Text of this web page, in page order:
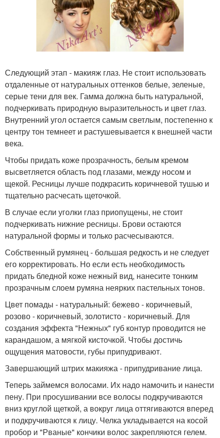
Следующий этап - макияж глаз. Не стоит использовать
отдаленные от натуральных оттенков белые, зеленые,
серые тени для век. Гамма должна быть натуральной,
подчеркивать природную выразительность и цвет глаз.
Внутренний угол остается самым светлым, постепенно к
центру тон темнеет и растушевывается к внешней части
века.
Чтобы придать коже прозрачность, белым кремом
высветляется область под глазами, между носом и
щекой. Ресницы лучше подкрасить коричневой тушью и
тщательно расчесать щеточкой.
В случае если уголки глаз приопущены, не стоит
подчеркивать нижние ресницы. Брови остаются
натуральной формы и только расчесываются.
Собственный румянец - большая редкость и не следует
его корректировать. Но если есть необходимость
придать бледной коже нежный вид, нанесите тонким
прозрачным слоем румяна неярких пастельных тонов.
Цвет помады - натуральный: бежево - коричневый,
розово - коричневый, золотисто - коричневый. Для
создания эффекта "Нежных" губ контур проводится не
карандашом, а мягкой кисточкой. Чтобы достичь
ощущения матовости, губы припудривают.
Завершающий штрих макияжа - припудривание лица.
Теперь займемся волосами. Их надо намочить и нанести
пену. При просушивании все волосы подкручиваются
вниз круглой щеткой, а вокруг лица оттягиваются вперед
и подкручиваются к лицу. Челка укладывается на косой
пробор и "Рваные" кончики волос закрепляются гелем.